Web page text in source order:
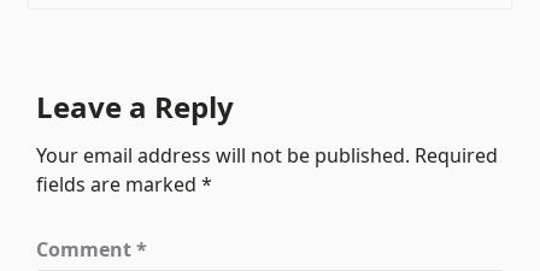
Leave a Reply
Your email address will not be published. Required
fields are marked*
Comment*